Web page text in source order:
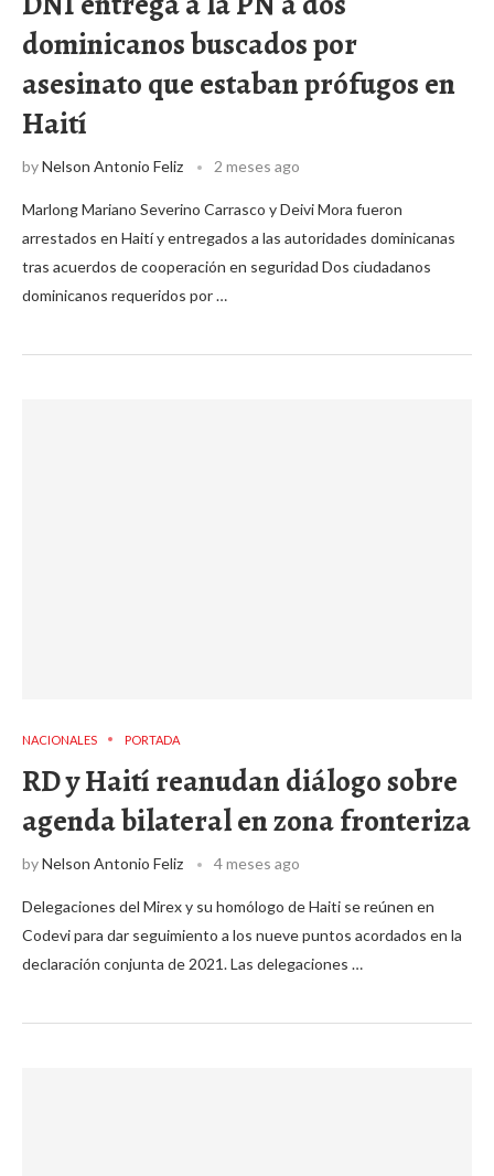
dominicanos buscados por
asesinato que estaban prófugos en
Haití
byNelson Antonio Feliz 2 meses ago
Marlong Mariano Severino Carrasco y Deivi Mora fueron
arrestados en Haití y entregados a las autoridades dominicanas
tras acuerdos de cooperación en seguridad Dos ciudadanos
dominicanos requeridos por …
NACIONALES PORTADA
RD y Haití reanudan diálogo sobre
agenda bilateral en zona fronteriza
byNelson Antonio Feliz 4 meses ago
Delegaciones del Mirex y su homólogo de Haiti se reúnen en
Codevi para dar seguimiento a los nueve puntos acordados en la
declaración conjunta de 2021. Las delegaciones …